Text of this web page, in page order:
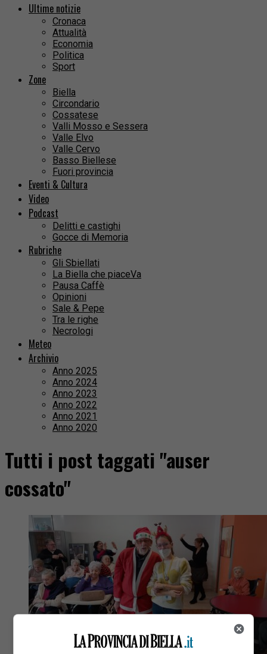
Ultime notizie
Cronaca
Attualità
Economia
Politica
Sport
Zone
Biella
Circondario
Cossatese
Valli Mosso e Sessera
Valle Elvo
Valle Cervo
Basso Biellese
Fuori provincia
Eventi & Cultura
Video
Podcast
Delitti e castighi
Gocce di Memoria
Rubriche
Gli Sbiellati
La Biella che piaceVa
Pausa Caffè
Opinioni
Sale & Pepe
Tra le righe
Necrologi
Meteo
Archivio
Anno 2025
Anno 2024
Anno 2023
Anno 2022
Anno 2021
Anno 2020
Tutti i post taggati "auser
cossato"